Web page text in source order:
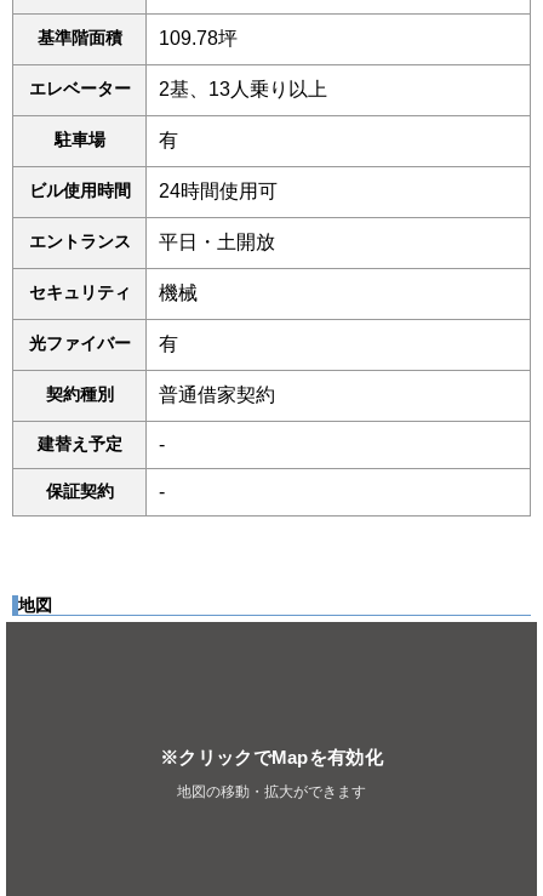
基準階面積 109.78坪
エレベーター 2基、13人乗り以上
駐車場 有
ビル使用時間 24時間使用可
エントランス 平日・土開放
セキュリティ 機械
光ファイバー 有
契約種別 普通借家契約
建替え予定 -
保証契約 -
地図
※クリックでMapを有効化
地図の移動・拡大ができます